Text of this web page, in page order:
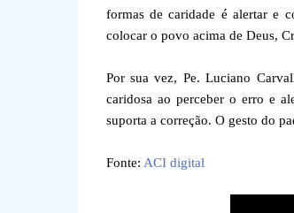
formas de caridade é alertar e
colocar o povo acima de Deus,
Por sua vez, Pe. Luciano
caridosa ao perceber o erro e
suporta a correção. O gesto do
Fonte: ACI digital